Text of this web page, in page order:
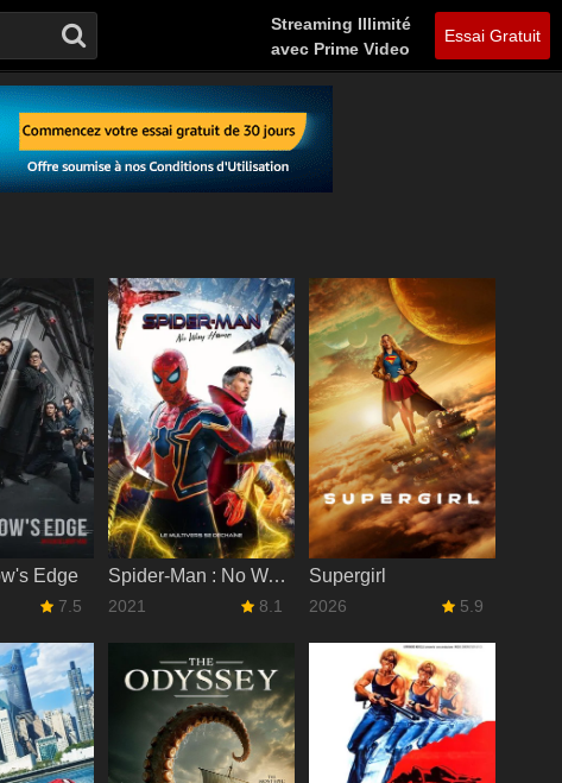
Streaming Illimité
avec Prime Video
Essai Gratuit
Edge
7.5
Spider-Man : No Way Home
2021 8.1
Supergirl
2026 5.9